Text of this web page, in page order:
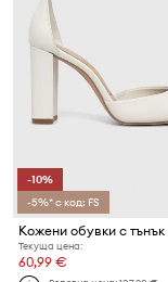
-10%
-5%* с код: FS
Текуща цена:
60,99 €